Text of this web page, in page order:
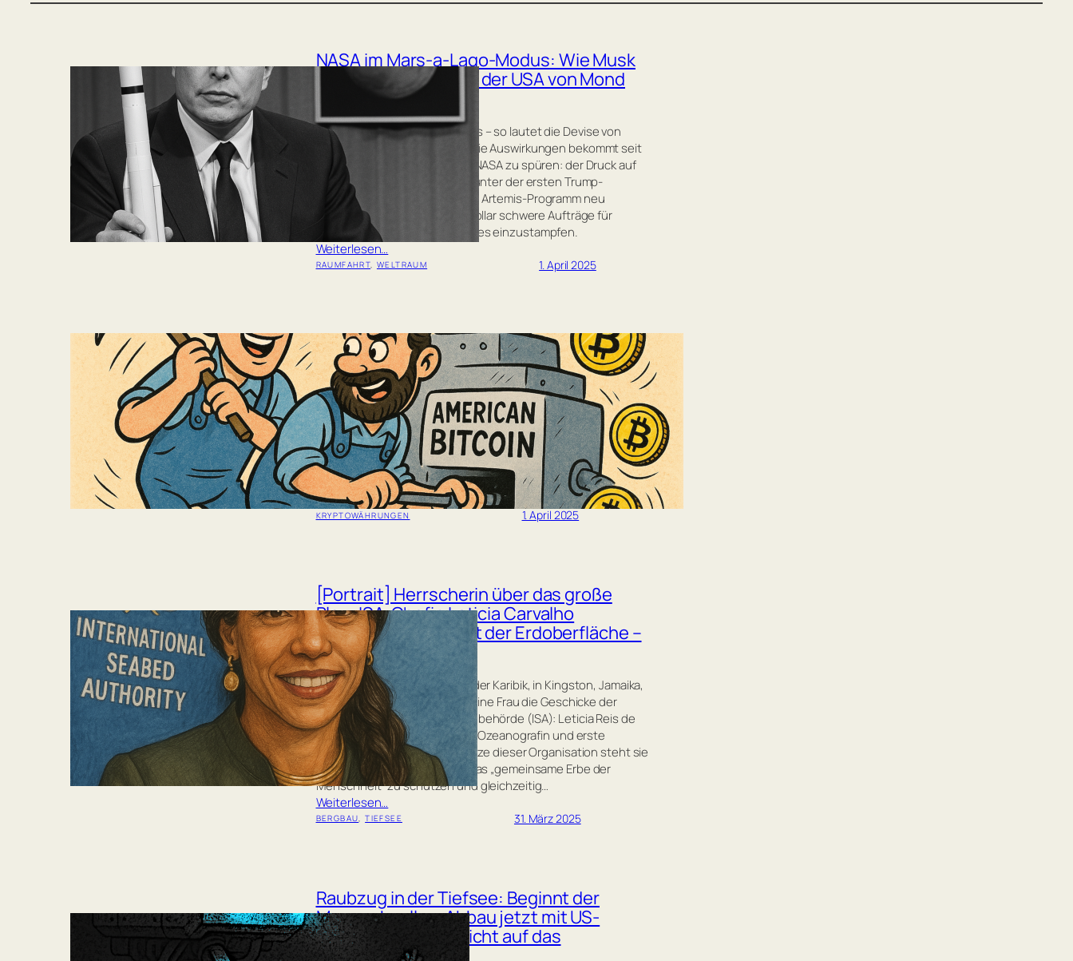
NASA im Mars-a-Lago-Modus: Wie Musk
den Raumfahrt-Kurs der USA von Mond
auf Mars ändert
Ohne Umwege direkt zum Mars – so lautet die Devise von
Space X-Gründer Elon Musk. Die Auswirkungen bekommt seit
Ende letzten Jahres auch die NASA zu spüren: der Druck auf
die Organisation wächst, das unter der ersten Trump-
Administration angeschobene Artemis-Programm neu
auszurichten und Milliarden Dollar schwere Aufträge für
Mondlandefähren und ähnliches einzustampfen.
Weiterlesen…
RAUMFAHRT, WELTRAUM 1. April 2025
Schürf, Baby, schürf: Trump-Söhne Eric &
Donald jr. gründen Bitcoin-Mining-
Unternehmen
Eric und Donald Trump Jr. fusionieren ihr im Februar
gegründetes Unternehmen American Data Centers mit dem
Bitcoin-Mining-Spezialisten American Bitcoin. Diese
strategische Partnerschaft zielt darauf ab, den Einfluss der
Trump-Familie im Krypto-Sektor weiter auszubauen.
Weiterlesen…
KRYPTOWÄHRUNGEN 1. April 2025
[Portrait] Herrscherin über das große
Blau: ISA-Chefin Leticia Carvalho
verwaltet 50 Prozent der Erdoberfläche –
aber unter Wasser
Mitten im azurblauen Herzen der Karibik, in Kingston, Jamaika,
lenkt seit dem 1. Januar 2025 eine Frau die Geschicke der
Internationalen Meeresbodenbehörde (ISA): Leticia Reis de
Carvalho. Als erste Frau, erste Ozeanografin und erste
Lateinamerikanerin an der Spitze dieser Organisation steht sie
vor der gewaltigen Aufgabe, das „gemeinsame Erbe der
Menschheit“ zu schützen und gleichzeitig…
Weiterlesen…
BERGBAU, TIEFSEE 31. März 2025
Raubzug in der Tiefsee: Beginnt der
Manganknollen-Abbau jetzt mit US-
Lizenz, ohne Rücksicht auf das
Völkerrecht?